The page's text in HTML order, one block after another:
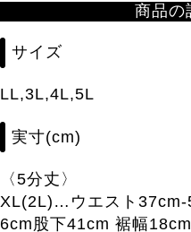
商品の
サイズ
LL,3L,4L,5L
実寸(cm)
〈5分丈〉
XL(2L)…ウエスト
6cm股下41cm 裾幅